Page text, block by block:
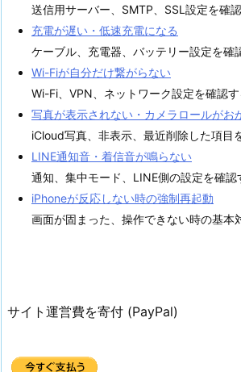
送信用サーバー、SMTP、SSL設定を確
充電が遅い・低速充電になる
ケーブル、充電器、バッテリー設定を確
Wi-Fiが自分だけ繋がらない
Wi-Fi、VPN、ネットワーク設定を確認す
写真が表示されない・カメラロールがお
iCloud写真、非表示、最近削除した項目
LINE通知音・着信音が鳴らない
通知、集中モード、LINE側の設定を確認
iPhoneが反応しない時の強制再起動
画面が固まった、操作できない時の基本
サイト運営費を寄付 (PayPal)